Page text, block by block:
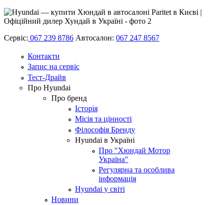
Сервіс: 067 239 8786 Автосалон: 067 247 8567
Контакти
Запис на сервіс
Тест-Драйв
Про Hyundai
Про бренд
Історія
Місія та цінності
Філософія Бренду
Hyundai в Україні
Про "Хюндай Мотор
Україна"
Регулярна та особлива
інформація
Hyundai у світі
Новини